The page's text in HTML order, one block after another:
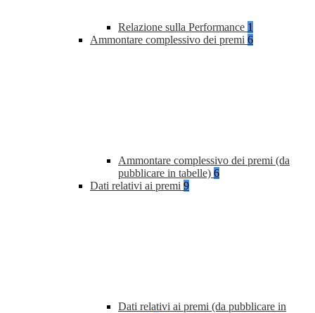
Relazione sulla Performance 1
Ammontare complessivo dei premi 6
Ammontare complessivo dei premi (da
pubblicare in tabelle) 6
Dati relativi ai premi 9
Dati relativi ai premi (da pubblicare in